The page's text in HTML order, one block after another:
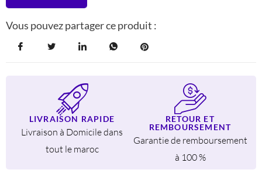
Litre
bol
Gradué
Plastique
Vous pouvez partager ce produit :
LIVRAISON RAPIDE
Livraison à Domicile dans
tout le maroc
RETOUR ET
REMBOURSEMENT
Garantie de remboursement
à 100 %